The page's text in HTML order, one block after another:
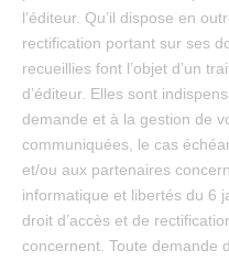
l’éditeur. Qu’il dispose en
rectification portant sur ses
recueillies font l’objet d’un
d’éditeur. Elles sont
demande et à la gestion de
communiquées, le cas
et/ou aux partenaires
informatique et libertés du 6
droit d’accès et de
concernent. Toute demande